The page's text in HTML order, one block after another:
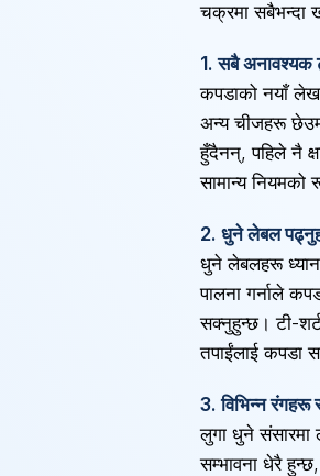
चक्रमा सबैभन्दा
1. सबै अनावश्यक
कपडाको नयाँ
अन्य चीजहरू
हुँदैनन्, पहिले नै
सामान्य
2. धुने लेबल
धुने लेबलहरू
पालना गर्नाले
सक्नुहुन्छ। टी-
तपाईंलाई कपडा
3. विभिन्न रंगहरू
लुगा धुने संसारमा
सम्भावना धेरै